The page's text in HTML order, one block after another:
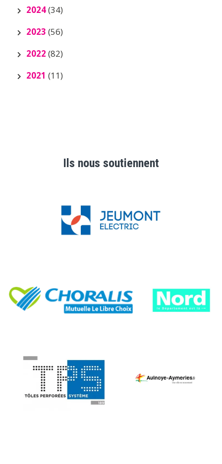
2024(34)
2023 (56)
2022 (82)
2021 (11)
Ils nous soutiennent